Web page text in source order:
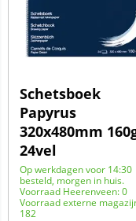
Schetsboek
Papyrus
320x480mm
24vel
Op werkdagen voor 14:30
besteld, morgen in huis.
Voorraad Heerenveen: 0
Voorraad externe
182